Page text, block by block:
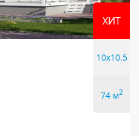
ХИТ
10x10.5
74 м2